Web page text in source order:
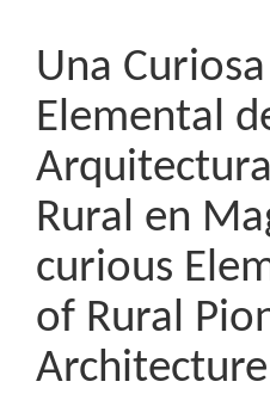
Una
Elemental
Rural en
curious
of Rural